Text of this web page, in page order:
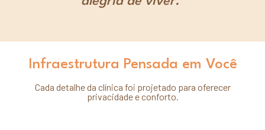
Infraestrutura Pensada em Você
Cada detalhe da clínica foi projetado para oferecer
privacidade e conforto.